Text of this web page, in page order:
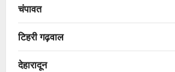
चंपावत
टिहरी गढ़वाल
देहारादून